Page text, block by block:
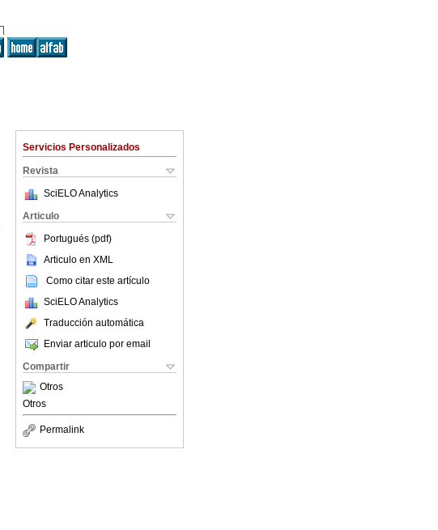
Servicios Personalizados
Revista
SciELO Analytics
Articulo
Portugués (pdf)
Articulo en XML
Como citar este artículo
SciELO Analytics
Traducción automática
Enviar articulo por email
Compartir
Otros
Otros
Permalink